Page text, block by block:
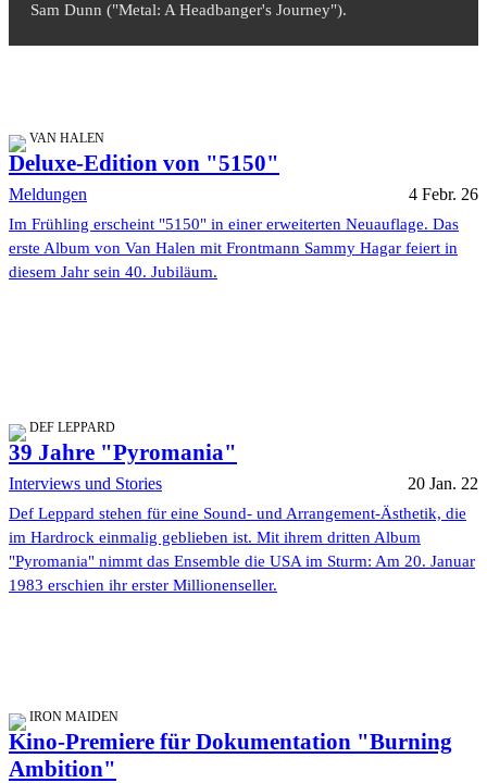
Sam Dunn ("Metal: A Headbanger's Journey").
VAN HALEN
Deluxe-Edition von "5150"
Meldungen 4 Febr. 26
Im Frühling erscheint "5150" in einer erweiterten Neuauflage. Das
erste Album von Van Halen mit Frontmann Sammy Hagar feiert in
diesem Jahr sein 40. Jubiläum.
DEF LEPPARD
39 Jahre "Pyromania"
Interviews und Stories 20 Jan. 22
Def Leppard stehen für eine Sound- und Arrangement-Ästhetik, die
im Hardrock einmalig geblieben ist. Mit ihrem dritten Album
"Pyromania" nimmt das Ensemble die USA im Sturm: Am 20. Januar
1983 erschien ihr erster Millionenseller.
IRON MAIDEN
Kino-Premiere für Dokumentation "Burning
Ambition"